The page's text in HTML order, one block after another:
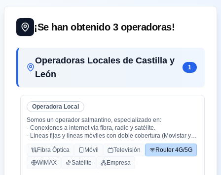
¡Se han obtenido 3operadoras!
Operadoras Locales de Castilla y
León
1
Operadora Local
Somos un operador salmantino, especializado en:
- Conexiones a internet vía fibra, radio y satélite.
- Líneas fijas y líneas móviles con doble cobertura (Movistar y
- Centralitas físicas y virtuales.
- Ciberseguridad.
- Inteligencia Artificial aplicada (en proceso).
Fibra Óptica Móvil Televisión
Router 4G/5G
WiMAX
Satélite Empresa